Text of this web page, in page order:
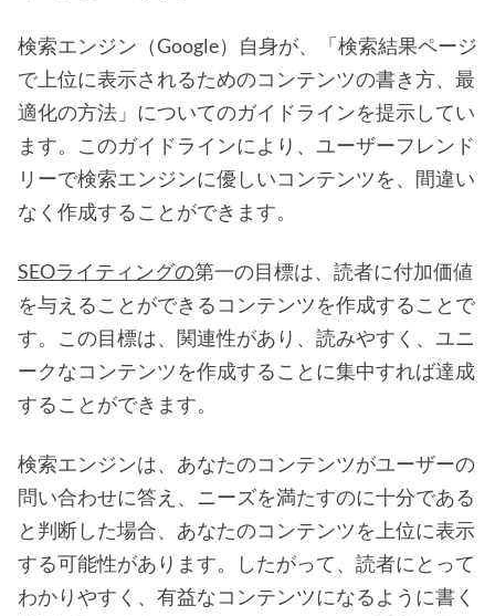
検索エンジン（Google）自身が、「検索結果ページ
で上位に表示されるためのコンテンツの書き方、最
適化の方法」についてのガイドラインを提示してい
ます。このガイドラインにより、ユーザーフレンド
リーで検索エンジンに優しいコンテンツを、間違い
なく作成することができます。
SEOライティングの第一の目標は、読者に付加価値
を与えることができるコンテンツを作成することで
す。この目標は、関連性があり、読みやすく、ユニ
ークなコンテンツを作成することに集中すれば達成
することができます。
検索エンジンは、あなたのコンテンツがユーザーの
問い合わせに答え、ニーズを満たすのに十分である
と判断した場合、あなたのコンテンツを上位に表示
する可能性があります。したがって、読者にとって
わかりやすく、有益なコンテンツになるように書く